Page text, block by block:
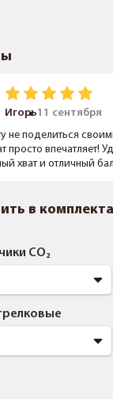
Игорь11 сентября
не поделиться
просто впечатляет!
хват и отличный
также работает
в
CO₂